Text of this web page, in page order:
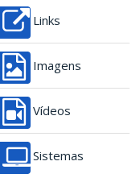
Links
Imagens
Vídeos
Sistemas